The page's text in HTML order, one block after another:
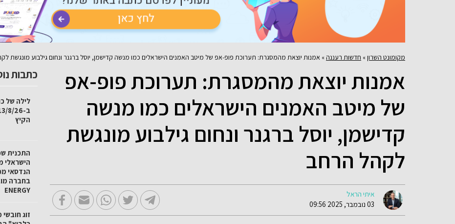
מקומונט השרון» חדשות רעננה» אמנות יוצאת מהמסגרת: תערוכת פופ-אפ של מיטב האמנים הישראלים כמו מנשה קדישמן, יוסל ברגנר ונחום גילבוע מונגשת
אמנות יוצאת מהמסגרת: תערוכת פופ-אפ
של מיטב האמנים הישראלים כמו מנשה
קדישמן, יוסל ברגנר ונחום גילבוע מונגשת
לקהל הרחב
איתי הראל
03 נובמבר, 2025 09:56
כתבות
לילה של
הקיץ
הישראלי
הנדסאי
ENERGY
זוג